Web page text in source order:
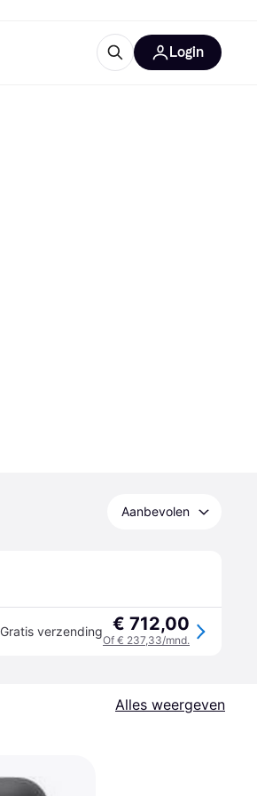
Login
Aanbevolen
Gratis verzending € 712,00
Of € 237,33/mnd.
Alles weergeven